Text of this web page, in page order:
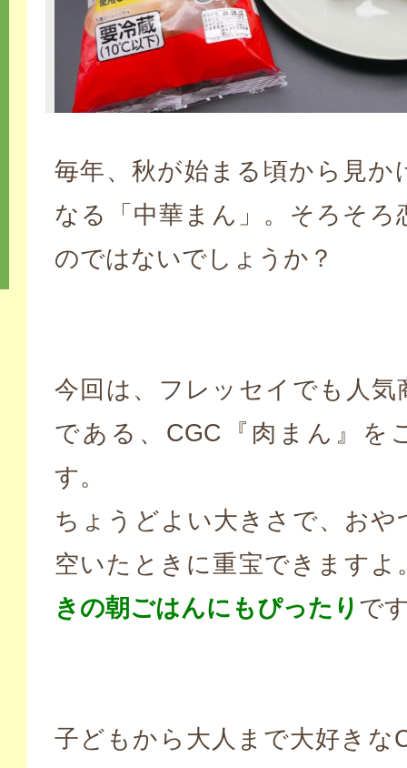
毎年、秋が始まる頃から見か
なる「中華まん」。そろそろ
のではないでしょうか？
今回は、フレッセイでも人気
である、CGC『肉まん』を
す。
ちょうどよい大きさで、おや
空いたときに重宝できますよ
きの朝ごはんにもぴったり で
子どもから大人まで大好きな